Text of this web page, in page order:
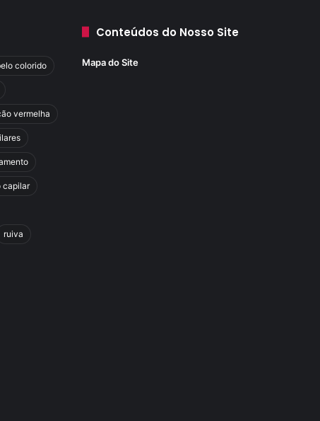
colorido
vermelha
capilar
ruiva
Conteúdos do Nosso Site
Mapa do Site